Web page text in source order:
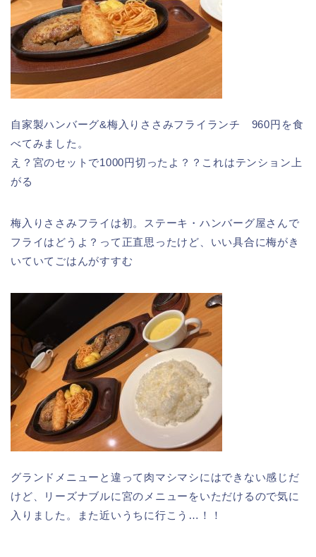
自家製ハンバーグ&梅入りささみフライランチ 960円を食
べてみました。
え？宮のセットで1000円切ったよ？？これはテンション上
がる
梅入りささみフライは初。ステーキ・ハンバーグ屋さんで
フライはどうよ？って正直思ったけど、いい具合に梅がき
いていてごはんがすすむ
グランドメニューと違って肉マシマシにはできない感じだ
けど、リーズナブルに宮のメニューをいただけるので気に
入りました。また近いうちに行こう…！！